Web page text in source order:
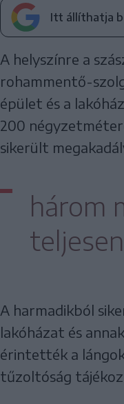
Itt állíthatja
A helyszínre a
rohammentő-
épület és a
200
sikerült
három
A harmadikból
lakóházat és
érintették a
tűzoltóság